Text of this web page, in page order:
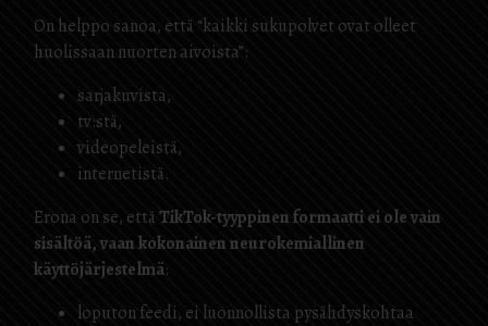
On helppo sanoa, että “kaikki sukupolvet ovat olleet
huolissaan nuorten aivoista”:
sarjakuvista,
tv:stä,
videopeleistä,
internetistä.
Erona on se, ettäTikTok-tyyppinen formaatti ei ole vain
sisältöä, vaan kokonainen neurokemiallinen
käyttöjärjestelmä:
loputon feedi, ei luonnollista pysähdyskohtaa